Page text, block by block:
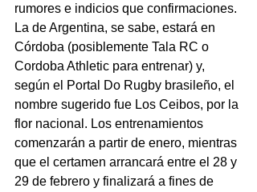
rumores e indicios que confirmaciones.
La de Argentina, se sabe, estará en
Córdoba (posiblemente Tala RC o
Cordoba Athletic para entrenar) y,
según el Portal Do Rugby brasileño, el
nombre sugerido fue Los Ceibos, por la
flor nacional. Los entrenamientos
comenzarán a partir de enero, mientras
que el certamen arrancará entre el 28 y
29 de febrero y finalizará a fines de